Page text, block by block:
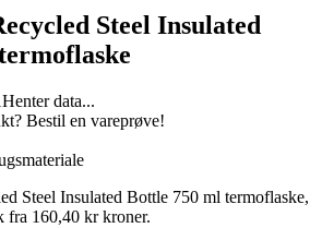
Steel Insulated
Henter data...
Bestil en vareprøve!